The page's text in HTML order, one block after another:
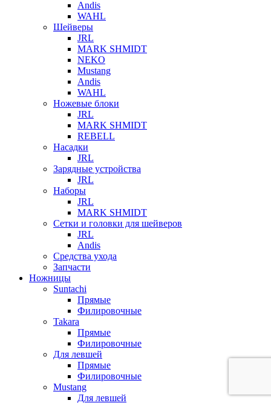
Andis
WAHL
Шейверы
JRL
MARK SHMIDT
NEKO
Mustang
Andis
WAHL
Ножевые блоки
JRL
MARK SHMIDT
REBELL
Насадки
JRL
Зарядные устройства
JRL
Наборы
JRL
MARK SHMIDT
Сетки и головки для шейверов
JRL
Andis
Средства ухода
Запчасти
Ножницы
Suntachi
Прямые
Филировочные
Takara
Прямые
Филировочные
Для левшей
Прямые
Филировочные
Mustang
Для левшей